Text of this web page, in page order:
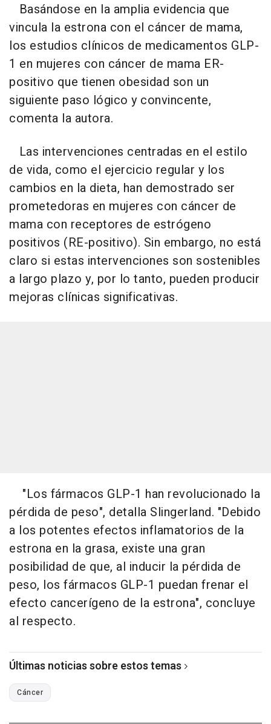
Basándose en la amplia evidencia que
vincula la estrona con el cáncer de mama,
los estudios clínicos de medicamentos GLP-
1 en mujeres con cáncer de mama ER-
positivo que tienen obesidad son un
siguiente paso lógico y convincente,
comenta la autora.
Las intervenciones centradas en el estilo
de vida, como el ejercicio regular y los
cambios en la dieta, han demostrado ser
prometedoras en mujeres con cáncer de
mama con receptores de estrógeno
positivos (RE-positivo). Sin embargo, no está
claro si estas intervenciones son sostenibles
a largo plazo y, por lo tanto, pueden producir
mejoras clínicas significativas.
"Los fármacos GLP-1 han revolucionado la
pérdida de peso", detalla Slingerland. "Debido
a los potentes efectos inflamatorios de la
estrona en la grasa, existe una gran
posibilidad de que, al inducir la pérdida de
peso, los fármacos GLP-1 puedan frenar el
efecto cancerígeno de la estrona", concluye
al respecto.
Últimas noticias sobre estos temas
Cáncer